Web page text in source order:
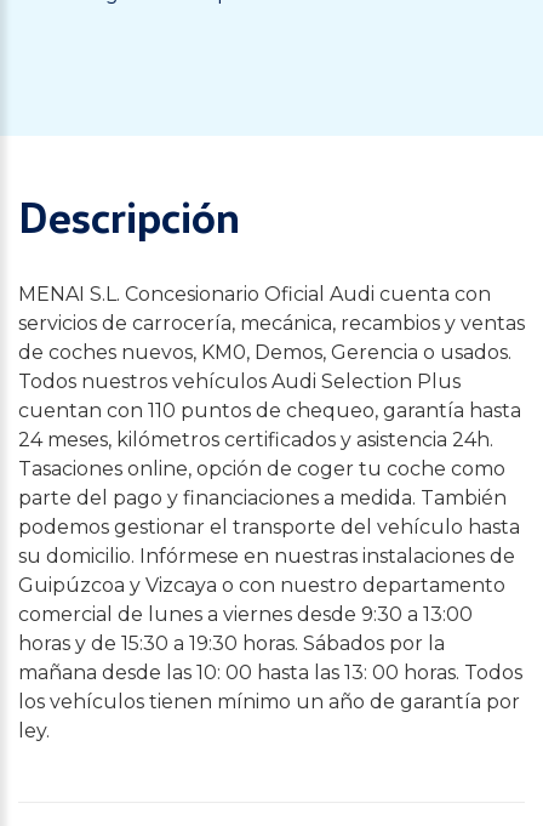
Descripción
MENAI S.L. Concesionario Oficial Audi cuenta con
servicios de carrocería, mecánica, recambios y ventas
de coches nuevos, KM0, Demos, Gerencia o usados.
Todos nuestros vehículos Audi Selection Plus
cuentan con 110 puntos de chequeo, garantía hasta
24 meses, kilómetros certificados y asistencia 24h.
Tasaciones online, opción de coger tu coche como
parte del pago y financiaciones a medida. También
podemos gestionar el transporte del vehículo hasta
su domicilio. Infórmese en nuestras instalaciones de
Guipúzcoa y Vizcaya o con nuestro departamento
comercial de lunes a viernes desde 9:30 a 13:00
horas y de 15:30 a 19:30 horas. Sábados por la
mañana desde las 10: 00 hasta las 13: 00 horas. Todos
los vehículos tienen mínimo un año de garantía por
ley.